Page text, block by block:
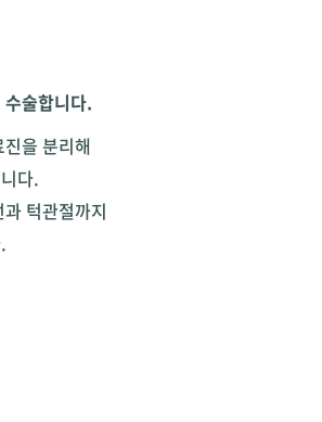
술합니다.
을 분리해
다.
턱관절까지